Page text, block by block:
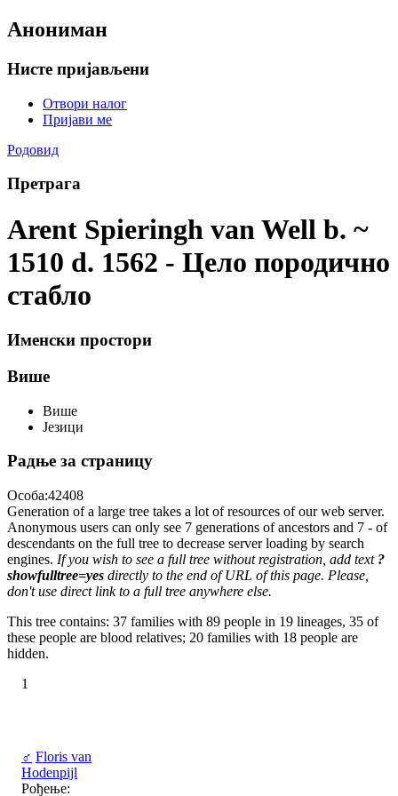
Анониман
Нисте пријављени
Отвори налог
Пријави ме
Родовид
Претрага
Arent Spieringh van Well b. ~
1510 d. 1562 - Цело породично
стабло
Именски простори
Више
Више
Језици
Радње за страницу
Особа:42408
Generation of a large tree takes a lot of resources of our web server.
Anonymous users can only see 7 generations of ancestors and 7 - of
descendants on the full tree to decrease server loading by search
engines. If you wish to see a full tree without registration, add text ?
showfulltree=yes directly to the end of URL of this page. Please,
don't use direct link to a full tree anywhere else.
This tree contains: 37 families with 89 people in 19 lineages, 35 of
these people are blood relatives; 20 families with 18 people are
hidden.
1
♂ Floris van
Hodenpijl
Рођење: